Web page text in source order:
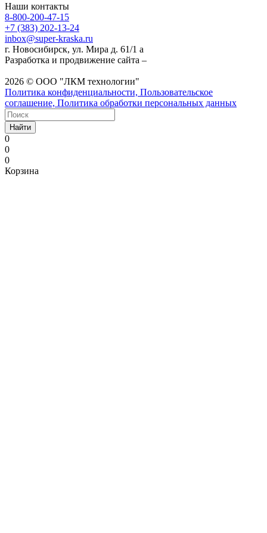
Наши контакты
8-800-200-47-15
+7 (383) 202-13-24
inbox@super-kraska.ru
г. Новосибирск, ул. Мира д. 61/1 а
Разработка и продвижение сайта –
2026 © ООО "ЛКМ технологии"
Политика конфиденциальности, Пользовательское
соглашение, Политика обработки персональных данных
Найти
0
0
0
Корзина